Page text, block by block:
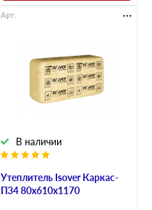
Утеплитель Isover Каркас-
П34 80х610х1170
В наличии
Арт.